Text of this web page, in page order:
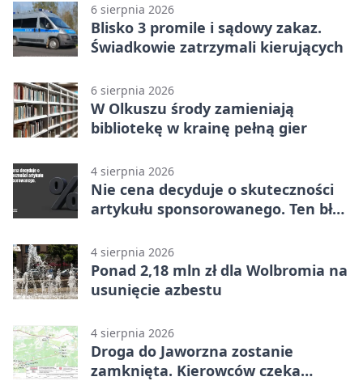
6 sierpnia 2026
Blisko 3 promile i sądowy zakaz.
Świadkowie zatrzymali kierujących
6 sierpnia 2026
W Olkuszu środy zamieniają
bibliotekę w krainę pełną gier
4 sierpnia 2026
Nie cena decyduje o skuteczności
artykułu sponsorowanego. Ten błąd
4 sierpnia 2026
Ponad 2,18 mln zł dla Wolbromia na
usunięcie azbestu
4 sierpnia 2026
Droga do Jaworzna zostanie
zamknięta. Kierowców czeka